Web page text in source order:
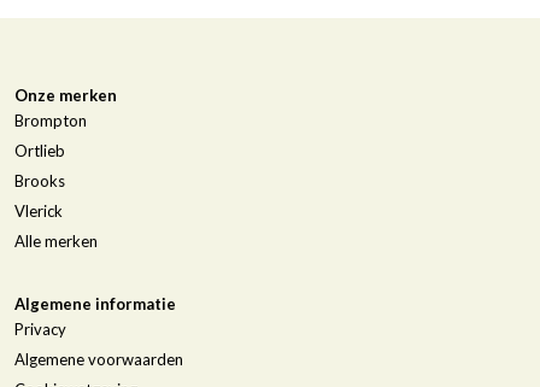
Onze merken
Brompton
Ortlieb
Brooks
Vlerick
Alle merken
Algemene informatie
Privacy
Algemene voorwaarden